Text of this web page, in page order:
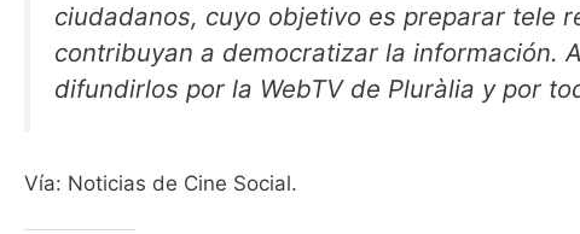
ciudadanos, cuyo objetivo es preparar tele
contribuyan a democratizar la información.
difundirlos por la WebTV de Pluràlia y por
Vía: Noticias de Cine Social.